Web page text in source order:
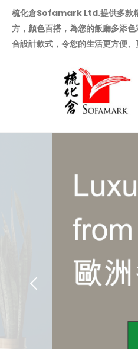
梳化倉Sofamark Ltd.提供多款
方，顏色百搭，為您的飯廳多添
合設計款式，令您的生活更方便、